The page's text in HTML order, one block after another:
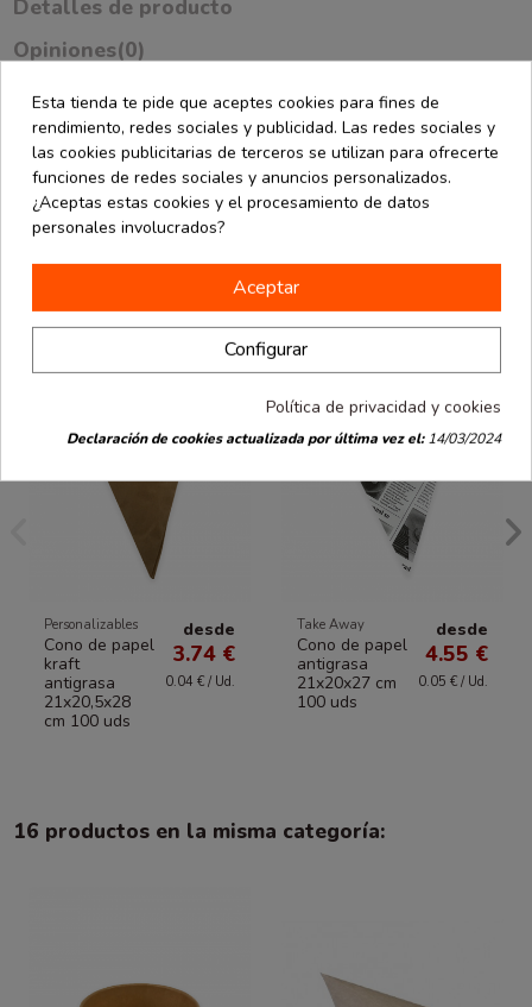
Detalles de producto
Opiniones(0)
Paquete de 5 salseros de plástico transparente con tapa de 80 ml
de capacidad. Tamaño 8 de diámetro x 2,8 cm de alto. Cierre de
seguridad antiescapes. 100% reciclable.
También podría interesarle
Personalizables
Cono de papel
kraft
antigrasa
21x20,5x28
cm 100 uds
desde
3.74 €
0.04 € / Ud.
Take Away
Cono de papel
antigrasa
21x20x27 cm
100 uds
desde
4.55 €
0.05 € / Ud.
16 productos en la misma categoría:
Esta tienda te pide que aceptes cookies para fines de
rendimiento, redes sociales y publicidad. Las redes sociales y
las cookies publicitarias de terceros se utilizan para ofrecerte
funciones de redes sociales y anuncios personalizados.
¿Aceptas estas cookies y el procesamiento de datos
personales involucrados?
Aceptar
Configurar
Política de privacidad y cookies
Declaración de cookies actualizada por última vez el:14/03/2024